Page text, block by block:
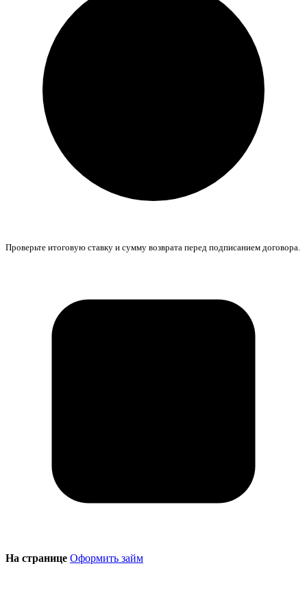
Проверьте итоговую ставку и сумму возврата перед подписанием договора.
На странице Оформить займ